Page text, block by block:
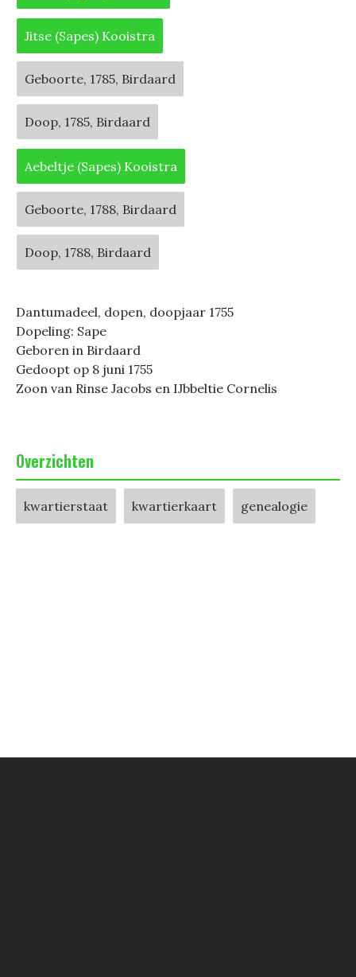
Jitse (Sapes) Kooistra
Geboorte, 1785, Birdaard
Doop, 1785, Birdaard
Aebeltje (Sapes) Kooistra
Geboorte, 1788, Birdaard
Doop, 1788, Birdaard
Dantumadeel, dopen, doopjaar 1755
Dopeling: Sape
Geboren in Birdaard
Gedoopt op 8 juni 1755
Zoon van Rinse Jacobs en IJbbeltie Cornelis
Overzichten
kwartierstaat kwartierkaart genealogie